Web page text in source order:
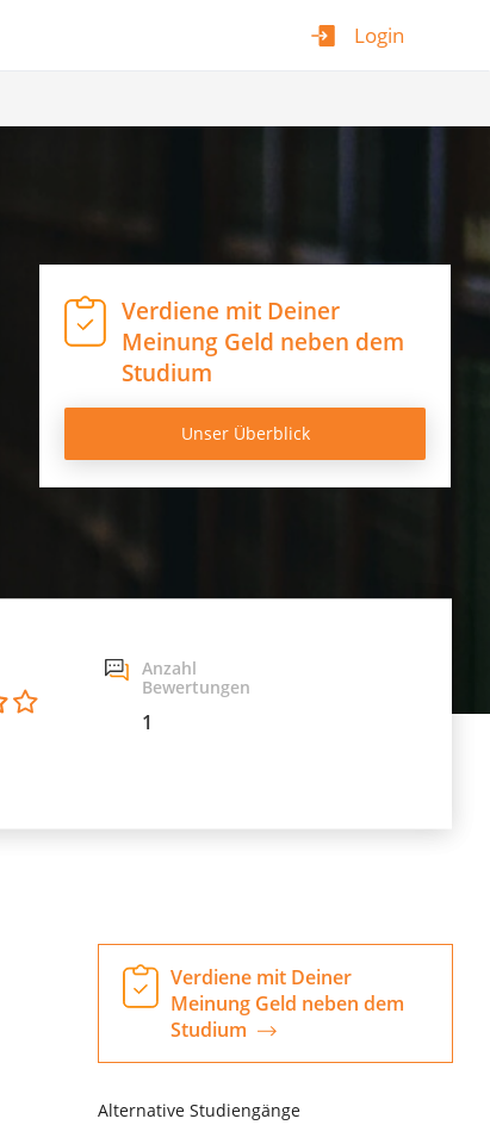
Login
Verdiene mit Deiner
Meinung Geld neben dem
Studium
Unser Überblick
Anzahl
Bewertungen
1
Verdiene mit Deiner
Meinung Geld neben dem
Studium
Alternative Studiengänge